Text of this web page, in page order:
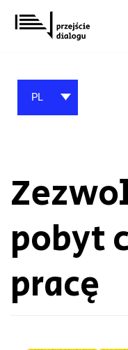
Przejdź
do
PL
pobyt
pracę